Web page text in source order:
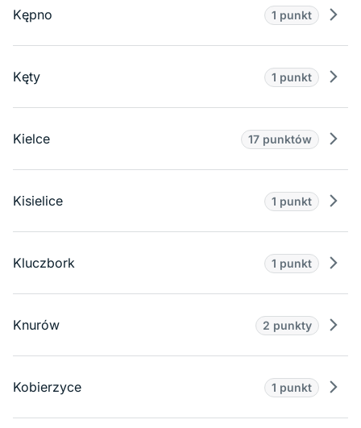
Kępno 1 punkt
Kęty 1 punkt
Kielce 17 punktów
Kisielice 1 punkt
Kluczbork 1 punkt
Knurów 2 punkty
Kobierzyce 1 punkt